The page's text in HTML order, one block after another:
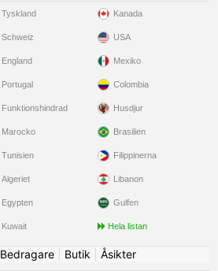
Tyskland
Schweiz
England
Portugal
Funktionshindrad
Kanada
USA
Mexiko
Colombia
Husdjur
Marocko
Tunisien
Algeriet
Egypten
Kuwait
Brasilien
Filippinerna
Libanon
Gulfen
Hela listan
Bedragare| Butik
Åsikter